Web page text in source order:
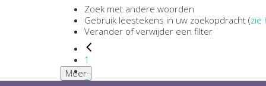
Zoek met andere woorden
Gebruik leestekens in uw zoekopdracht (zie
Verander of verwijder een filter
1
...
2
Meer